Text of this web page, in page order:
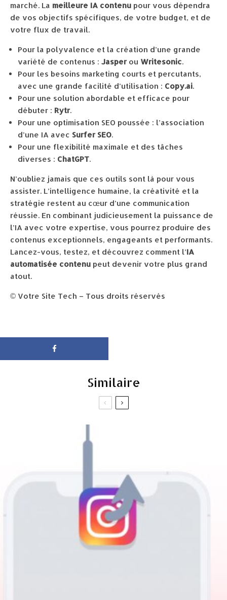
marché. La meilleure IA contenu pour vous dépendra
de vos objectifs spécifiques, de votre budget, et de
votre flux de travail.
Pour la polyvalence et la création d’une grande
variété de contenus : Jasperou Writesonic.
Pour les besoins marketing courts et percutants,
avec une grande facilité d’utilisation : Copy.ai.
Pour une solution abordable et efficace pour
débuter : Rytr.
Pour une optimisation SEO poussée : l’association
d’une IA avec Surfer SEO.
Pour une flexibilité maximale et des tâches
diverses : ChatGPT.
N’oubliez jamais que ces outils sont là pour vous
assister. L’intelligence humaine, la créativité et la
stratégie restent au cœur d’une communication
réussie. En combinant judicieusement la puissance de
l’IA avec votre expertise, vous pourrez produire des
contenus exceptionnels, engageants et performants.
Lancez-vous, testez, et découvrez comment l’IA
automatisée contenu peut devenir votre plus grand
atout.
© Votre Site Tech – Tous droits réservés
Similaire